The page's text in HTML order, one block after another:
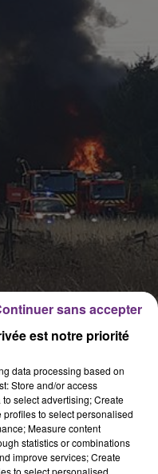
est notre priorité
data processing based on
Store and/or access
select advertising; Create
to select personalised
Measure content
statistics or combinations
improve services; Create
to select personalised
sans accepter